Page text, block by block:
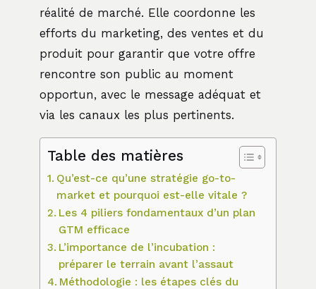
réalité de marché. Elle coordonne les
efforts du marketing, des ventes et du
produit pour garantir que votre offre
rencontre son public au moment
opportun, avec le message adéquat et
via les canaux les plus pertinents.
Table des matières
Qu’est-ce qu’une stratégie go-to-
market et pourquoi est-elle vitale ?
Les 4 piliers fondamentaux d’un plan
GTM efficace
L’importance de l’incubation :
préparer le terrain avant l’assaut
Méthodologie : les étapes clés du